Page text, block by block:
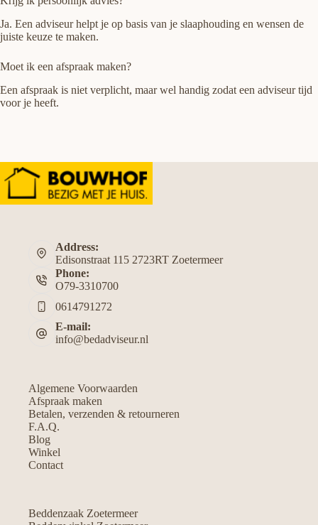
Ja. Een adviseur helpt je op basis van je slaaphouding en wensen de
juiste keuze te maken.
Moet ik een afspraak maken?
Een afspraak is niet verplicht, maar wel handig zodat een adviseur tijd
voor je heeft.
Address:
Edisonstraat 115 2723RT Zoetermeer
Phone:
O79-3310700
0614791272
E-mail:
info@bedadviseur.nl
Algemene Voorwaarden
Afspraak maken
Betalen, verzenden & retourneren
F.A.Q.
Blog
Winkel
Contact
Beddenzaak Zoetermeer